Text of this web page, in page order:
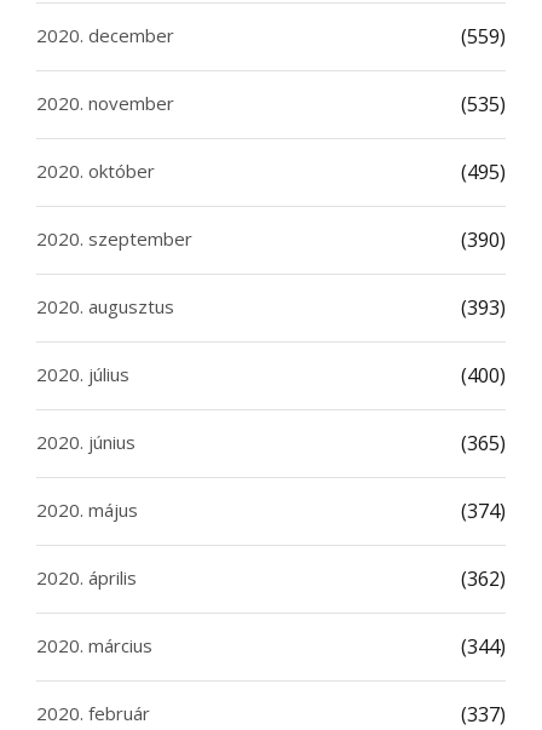
2020. december (559)
2020. november (535)
2020. október (495)
2020. szeptember (390)
2020. augusztus (393)
2020. július (400)
2020. június (365)
2020. május (374)
2020. április (362)
2020. március (344)
2020. február (337)